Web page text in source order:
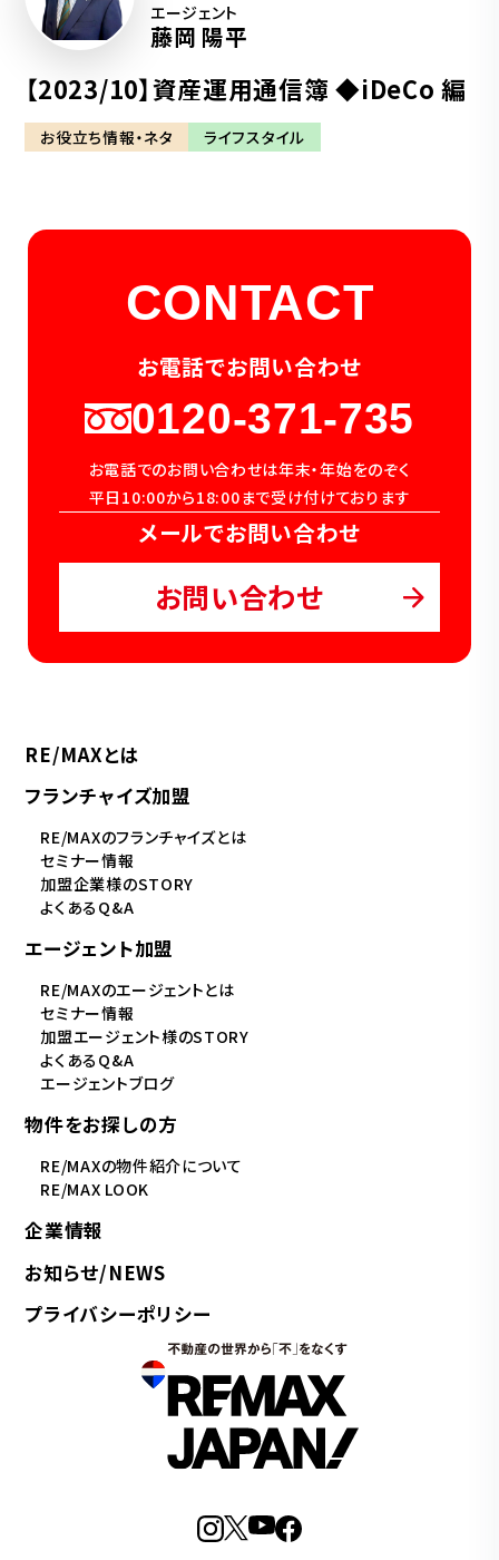
エージェント
藤岡 陽平
【2023/10】資産運用通信簿 ◆iDeCo 編
お役立ち情報・ネタ ライフスタイル
CONTACT
お電話でお問い合わせ
0120-371-735
お電話でのお問い合わせは年末・年始をのぞく
平日10:00から18:00まで受け付けております
メールでお問い合わせ
お問い合わせ
RE/MAXとは
フランチャイズ加盟
RE/MAXのフランチャイズとは
セミナー情報
加盟企業様のSTORY
よくあるQ&A
エージェント加盟
RE/MAXのエージェントとは
セミナー情報
加盟エージェント様のSTORY
よくあるQ&A
エージェントブログ
物件をお探しの方
RE/MAXの物件紹介について
RE/MAX LOOK
企業情報
お知らせ/NEWS
プライバシーポリシー